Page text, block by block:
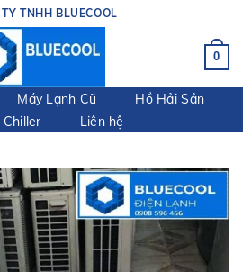
TNHH BLUECOOL
0
Máy Lạnh Cũ
Hồ Hải Sản
Liên hệ